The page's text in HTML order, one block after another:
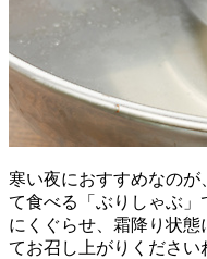
寒い夜におすすめなの
て食べる「ぶりしゃぶ
にくぐらせ、霜降り状
てお召し上がりくださ